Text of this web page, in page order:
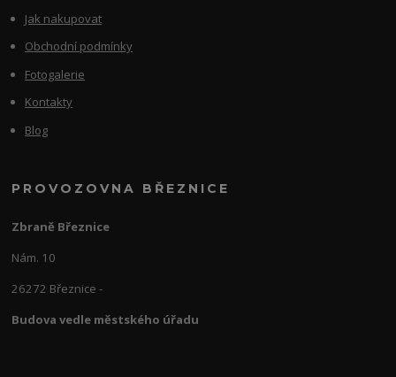
Jak nakupovat
Obchodní podmínky
Fotogalerie
Kontakty
Blog
PROVOZOVNA BŘEZNICE
Zbraně Březnice
Nám. 10
26272 Březnice -
Budova vedle městského úřadu